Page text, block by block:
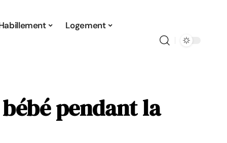
Logement
pendant la